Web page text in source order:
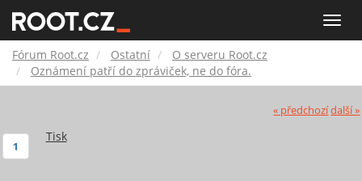
Toggle
Root.cz
Fórum Root.cz Ostatní
O serveru Root.cz
Oznámení patří do zpráviček, ne do fóra.
« předchozídalší »
Tisk
1